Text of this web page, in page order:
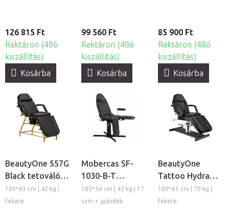
126 815 Ft
Raktáron (48ó
kiszállítás)
Kosárba
99 560 Ft
Raktáron (48ó
kiszállítás)
Kosárba
85 900 Ft
Raktáron (48ó
kiszállítás)
Kosárba
BeautyOne 557G
Black tetováló
ágy
180*63 cm | 42 kg |
fekete
Mobercas SF-
1030-B-T
tetováló szék
185*56 cm | 45 kg | 17
szín + ajándék:
BeautyOne
Tattoo Hydra
hidraulikus
tetováló szék
180*63 cm | 70 kg |
fekete